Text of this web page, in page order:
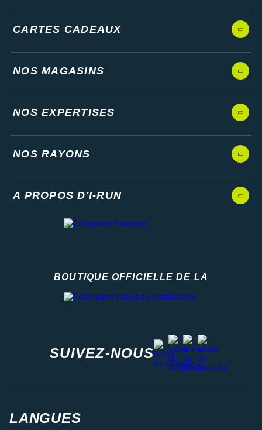
CARTES CADEAUX
NOS MAGASINS
NOS EXPERTISES
NOS RAYONS
A PROPOS D'I-RUN
BOUTIQUE OFFICIELLE DE LA
SUIVEZ-NOUS
instagram
facebook
stravayoutube
LANGUES